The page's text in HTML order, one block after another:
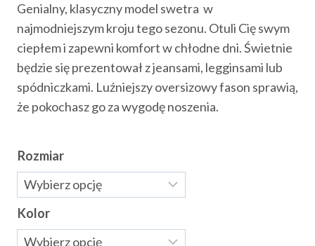
wynosiła:
155.00 zł.
wynosi:
115.00 zł.
Genialny, klasyczny model swetra w
najmodniejszym kroju tego sezonu. Otuli Cię swym
ciepłem i zapewni komfort w chłodne dni. Świetnie
będzie się prezentował z jeansami, legginsami lub
spódniczkami. Luźniejszy oversizowy fason sprawią,
że pokochasz go za wygodę noszenia.
Rozmiar
Kolor